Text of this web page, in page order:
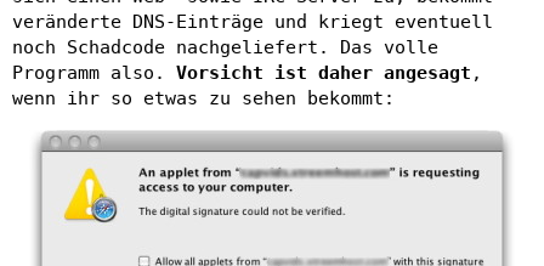
veränderte DNS-Einträge und kriegt eventuell
noch Schadcode nachgeliefert. Das volle
Programm also. Vorsicht ist daher angesagt ,
wenn ihr so etwas zu sehen bekommt: